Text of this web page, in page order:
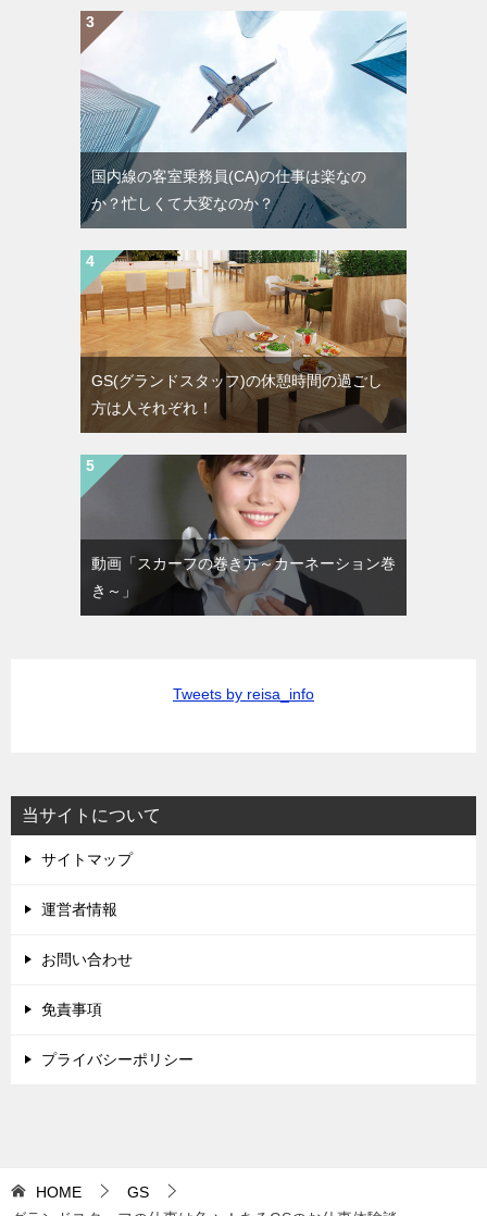
国内線の客室乗務員(CA)の仕事は楽なの
か？忙しくて大変なのか？
GS(グランドスタッフ)の休憩時間の過ごし
方は人それぞれ！
動画「スカーフの巻き方～カーネーション巻
き～」
Tweets by reisa_info
当サイトについて
サイトマップ
運営者情報
お問い合わせ
免責事項
プライバシーポリシー
HOME
GS